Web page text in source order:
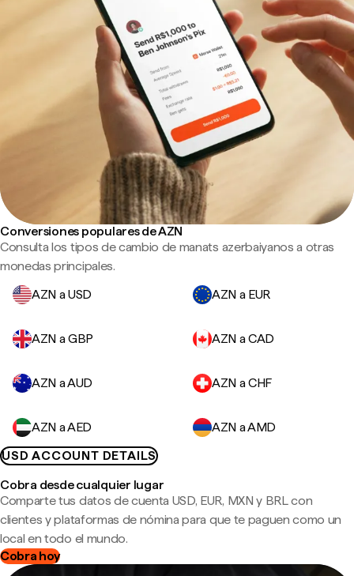
Conversiones populares de AZN
Consulta los tipos de cambio de manats azerbaiyanos a otras
monedas principales.
AZN a USD
AZN a EUR
AZN a GBP AZN a CAD
AZN a AUD AZN a CHF
AZN a AED
AZN a AMD
USD ACCOUNT DETAILS
Cobra desde cualquier lugar
Comparte tus datos de cuenta USD, EUR, MXN y BRL con
clientes y plataformas de nómina para que te paguen como un
local en todo el mundo.
Cobra hoy